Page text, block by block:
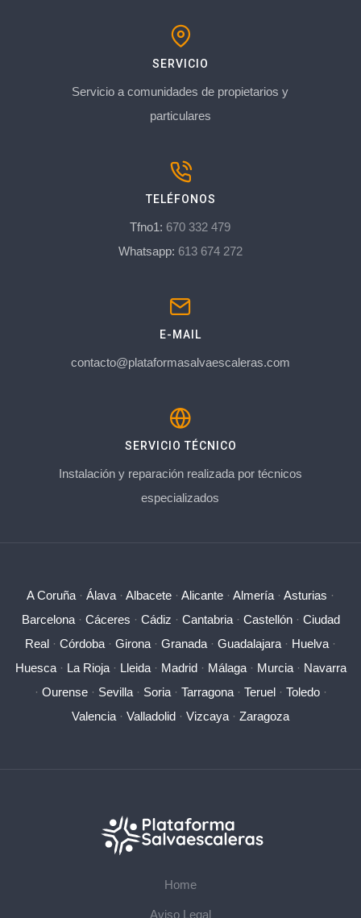
SERVICIO
Servicio a comunidades de propietarios y
particulares
TELÉFONOS
Tfno1: 670 332 479
Whatsapp: 613 674 272
E-MAIL
contacto@plataformasalvaescaleras.com
SERVICIO TÉCNICO
Instalación y reparación realizada por técnicos
especializados
A Coruña · Álava · Albacete · Alicante · Almería · Asturias ·
Barcelona· Cáceres · Cádiz · Cantabria· Castellón· Ciudad
Real · Córdoba · Girona · Granada · Guadalajara · Huelva ·
Huesca· La Rioja· Lleida· Madrid· Málaga· Murcia· Navarra
· Ourense· Sevilla· Soria· Tarragona· Teruel· Toledo·
Valencia · Valladolid · Vizcaya · Zaragoza
Home
Aviso Legal